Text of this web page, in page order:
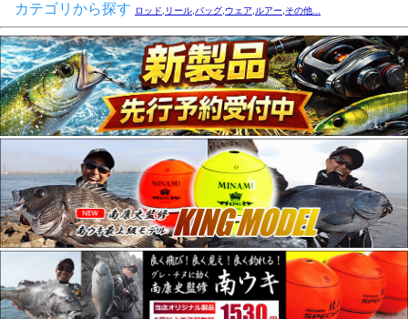
カテゴリから探す ロッド,リール,バッグ,ウェア,ルアー,その他...